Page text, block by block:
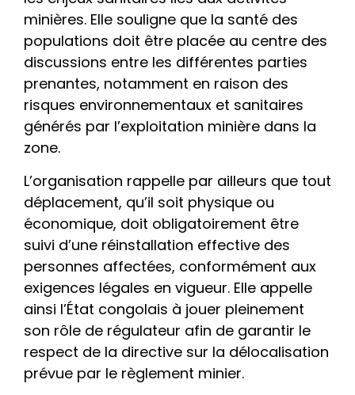
minières. Elle souligne que la santé des
populations doit être placée au centre des
discussions entre les différentes parties
prenantes, notamment en raison des
risques environnementaux et sanitaires
générés par l’exploitation minière dans la
zone.
L’organisation rappelle par ailleurs que tout
déplacement, qu’il soit physique ou
économique, doit obligatoirement être
suivi d’une réinstallation effective des
personnes affectées, conformément aux
exigences légales en vigueur. Elle appelle
ainsi l’État congolais à jouer pleinement
son rôle de régulateur afin de garantir le
respect de la directive sur la délocalisation
prévue par le règlement minier.